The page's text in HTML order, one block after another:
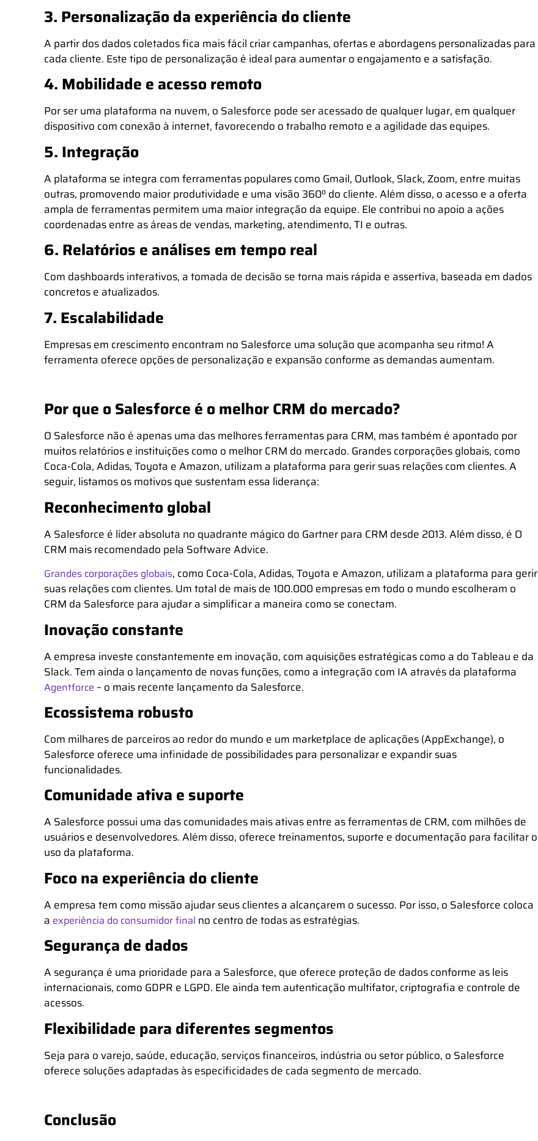
3. Personalização da experiência do cliente
A partir dos dados coletados fica mais fácil criar campanhas, ofertas e abordagens personalizadas para
cada cliente. Este tipo de personalização é ideal para aumentar o engajamento e a satisfação.
4. Mobilidade e acesso remoto
Por ser uma plataforma na nuvem, o Salesforce pode ser acessado de qualquer lugar, em qualquer
dispositivo com conexão à internet, favorecendo o trabalho remoto e a agilidade das equipes.
5. Integração
A plataforma se integra com ferramentas populares como Gmail, Outlook, Slack, Zoom, entre muitas
outras, promovendo maior produtividade e uma visão 360º do cliente. Além disso, o acesso e a oferta
ampla de ferramentas permitem uma maior integração da equipe. Ele contribui no apoio a ações
coordenadas entre as áreas de vendas, marketing, atendimento, TI e outras.
6. Relatórios e análises em tempo real
Com dashboards interativos, a tomada de decisão se torna mais rápida e assertiva, baseada em dados
concretos e atualizados.
7. Escalabilidade
Empresas em crescimento encontram no Salesforce uma solução que acompanha seu ritmo! A
ferramenta oferece opções de personalização e expansão conforme as demandas aumentam.
Por que o Salesforce é o melhor CRM do mercado?
O Salesforce não é apenas uma dasmelhores ferramentas para CRM, mas também é apontado por
muitos relatórios e instituições como o melhor CRM do mercado. Grandes corporações globais, como
Coca-Cola, Adidas, Toyota e Amazon, utilizam a plataforma para gerir suas relações com clientes. A
seguir, listamos os motivos que sustentam essa liderança:
Reconhecimento global
A Salesforce é líder absoluta no quadrante mágico do Gartner para CRM desde 2013. Além disso, é O
CRM mais recomendado pela Software Advice.
Grandes corporações globais, como Coca-Cola, Adidas, Toyota e Amazon, utilizam a plataforma para gerir
suas relações com clientes. Um total de mais de 100.000 empresas em todo o mundo escolheram o
CRM da Salesforce para ajudar a simplificar a maneira como se conectam.
Inovação constante
A empresa investe constantemente em inovação, com aquisições estratégicas como a do Tableau e da
Slack. Tem ainda o lançamento de novas funções, como a integração com IA através da plataforma
Agentforce – o mais recente lançamento da Salesforce.
Ecossistema robusto
Com milhares de parceiros ao redor do mundo e um marketplace de aplicações (AppExchange), o
Salesforce oferece uma infinidade de possibilidades para personalizar e expandir suas
funcionalidades.
Comunidade ativa e suporte
A Salesforce possui uma das comunidades mais ativas entre as ferramentas de CRM, com milhões de
usuários e desenvolvedores. Além disso, oferece treinamentos, suporte e documentação para facilitar o
uso da plataforma.
Foco na experiência do cliente
A empresa tem como missão ajudar seus clientes a alcançarem o sucesso. Por isso, o Salesforce coloca
a experiência do consumidor final no centro de todas as estratégias.
Segurança de dados
A segurança é uma prioridade para a Salesforce, que oferece proteção de dados conforme as leis
internacionais, como GDPR e LGPD. Ele ainda tem autenticação multifator, criptografia e controle de
acessos.
Flexibilidade para diferentes segmentos
Seja para o varejo, saúde, educação, serviços financeiros, indústria ou setor público, o Salesforce
oferece soluções adaptadas às especificidades de cada segmento de mercado.
Conclusão